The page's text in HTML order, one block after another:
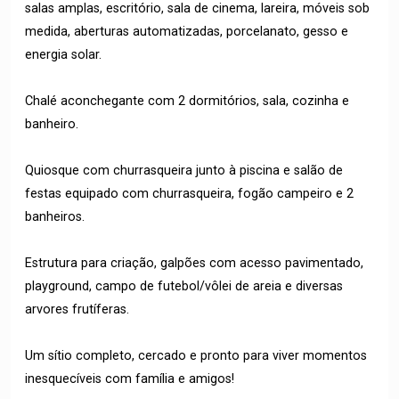
salas amplas, escritório, sala de cinema, lareira, móveis sob
medida, aberturas automatizadas, porcelanato, gesso e
energia solar.
Chalé aconchegante com 2 dormitórios, sala, cozinha e
banheiro.
Quiosque com churrasqueira junto à piscina e salão de
festas equipado com churrasqueira, fogão campeiro e 2
banheiros.
Estrutura para criação, galpões com acesso pavimentado,
playground, campo de futebol/vôlei de areia e diversas
arvores frutíferas.
Um sítio completo, cercado e pronto para viver momentos
inesquecíveis com família e amigos!